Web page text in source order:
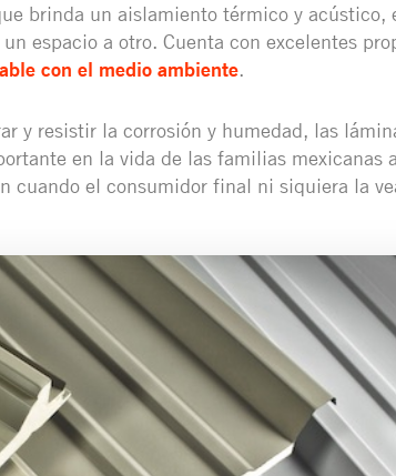
brinda un aislamiento térmico y acústico,
espacio a otro. Cuenta con excelentes
con el medio ambiente.
y resistir la corrosión y humedad, las
en la vida de las familias mexicanas
cuando el consumidor final ni siquiera la